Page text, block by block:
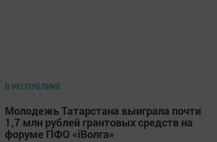
В РЕСПУБЛИКЕ
Молодежь Татарстана выиграла почти
1,7 млн рублей грантовых средств на
форуме ПФО «iВолга»